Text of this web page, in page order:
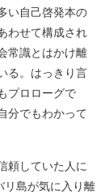
い自己啓発本の
わせて構成され
常識とはかけ離
る。はっきり言
プロローグで
分でもわかって
頼していた人に
リ島が気に入り離